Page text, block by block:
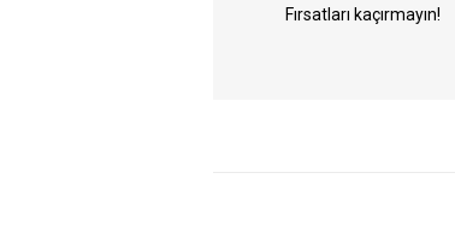
Fırsatları kaçırmayın!